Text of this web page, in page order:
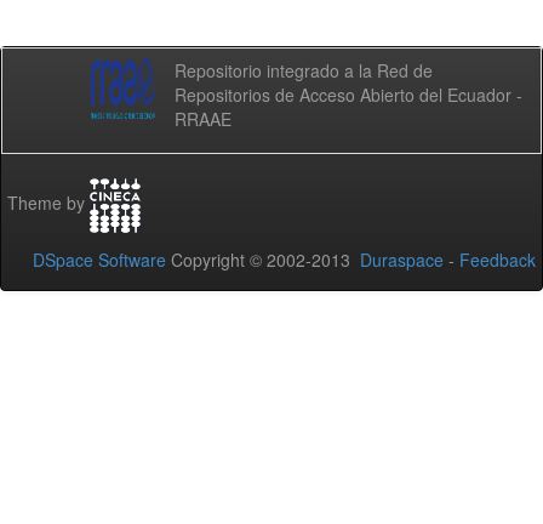
Repositorio integrado a la Red de
Repositorios de Acceso Abierto del Ecuador -
RRAAE
Theme by
DSpace Software Copyright © 2002-2013 Duraspace - Feedback